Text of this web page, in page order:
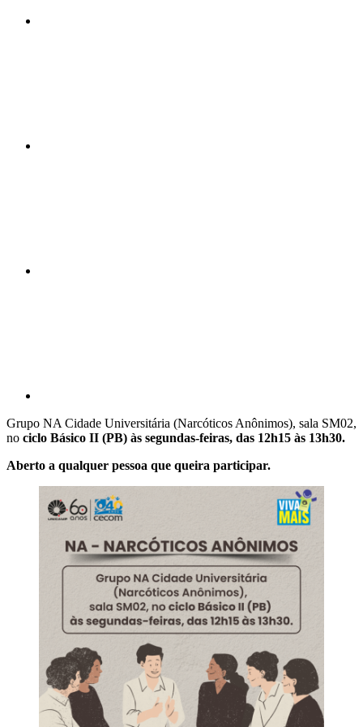
Grupo NA Cidade Universitária (Narcóticos Anônimos), sala SM02,
no ciclo Básico II (PB) às segundas-feiras, das 12h15 às 13h30.
Aberto a qualquer pessoa que queira participar.